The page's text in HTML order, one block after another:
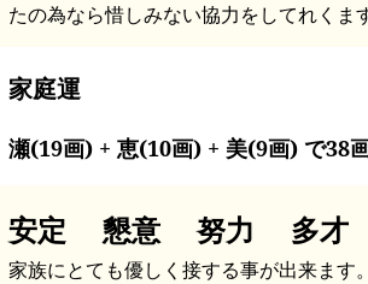
たの為なら惜しみない協力をしてれくます
家庭運
瀬(19画) + 恵(10画) + 美(9画) で38
安定 懇意 努力 多
家族にとても優しく接する事が出来ます